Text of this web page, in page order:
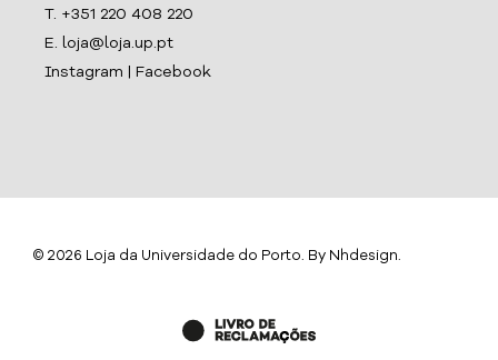
T. +351 220 408 220
E. loja@loja.up.pt
Instagram
Facebook
© 2026 Loja da Universidade do Porto. By Nhdesign